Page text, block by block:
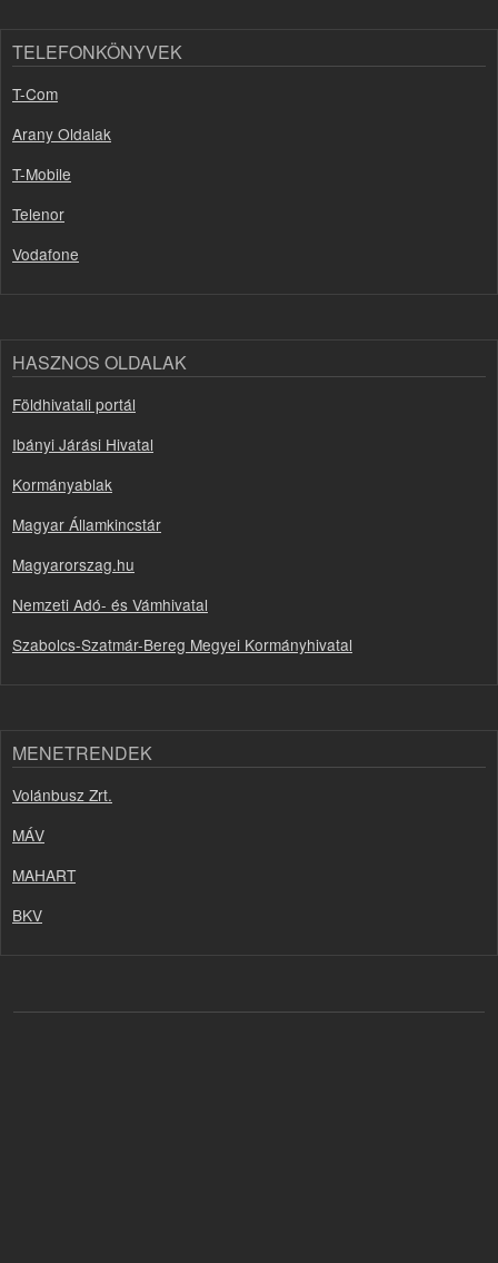
TELEFONKÖNYVEK
T-Com
Arany Oldalak
T-Mobile
Telenor
Vodafone
HASZNOS OLDALAK
Földhivatali portál
Ibányi Járási Hivatal
Kormányablak
Magyar Államkincstár
Magyarorszag.hu
Nemzeti Adó- és Vámhivatal
Szabolcs-Szatmár-Bereg Megyei Kormányhivatal
MENETRENDEK
Volánbusz Zrt.
MÁV
MAHART
BKV